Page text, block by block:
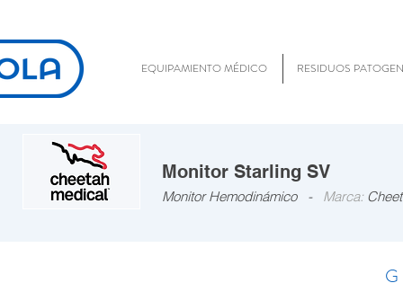
EQUIPAMIENTO MÉDICO RESIDUOS
Monitor Starling SV
Monitor Hemodinámico - Marca: